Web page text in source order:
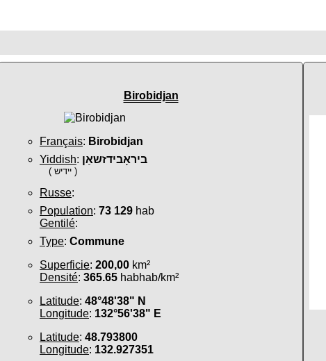
Birobidjan
Français: Birobidjan
Yiddish: ביראָבידזשאַן
( יידיש )
Russe:
Population: 73 129 hab
Gentilé:
Type: Commune
Superficie: 200,00 km²
Densité: 365.65 habhab/km²
Latitude: 48°48'38" N
Longitude: 132°56'38" E
Latitude: 48.793800
Longitude: 132.927351